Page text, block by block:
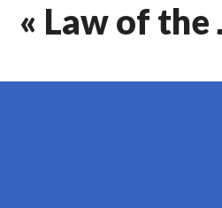
« Law of the